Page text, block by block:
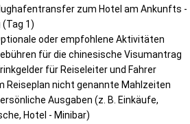
zum Hotel am Ankunfts -
(Tag 1)
oder empfohlene Aktivitäten
für die chinesische Visumantrag
für Reiseleiter und Fahrer
Reiseplan nicht genannte Mahlzeiten
Ausgaben (z. B. Einkäufe,
Hotel - Minibar)